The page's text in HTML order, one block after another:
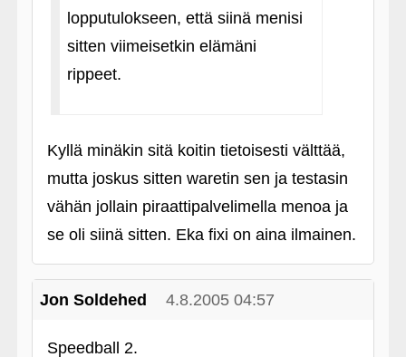
lopputulokseen, että siinä menisi
sitten viimeisetkin elämäni
rippeet.
Kyllä minäkin sitä koitin tietoisesti välttää,
mutta joskus sitten waretin sen ja testasin
vähän jollain piraattipalvelimella menoa ja
se oli siinä sitten. Eka fixi on aina ilmainen.
Jon Soldehed 4.8.2005 04:57
Speedball 2.